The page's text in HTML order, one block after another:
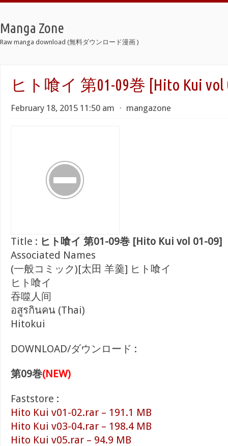
Manga Zone
Raw manga download (無料ダウンロード漫画 )
ヒト喰イ 第01-09巻 [Hito Kui vol
February 18, 2015 11:50 am ⋅ mangazone
Title : ヒト喰イ 第01-09巻 [Hito Kui vol 01-09]
Associated Names
(一般コミック)[太田 羊羹] ヒト喰イ
ヒト喰イ
吞噬人间
อสูรกินคน (Thai)
Hitokui
DOWNLOAD/ダウンロード :
第09巻(NEW)
Faststore :
Hito Kui v01-02.rar – 191.1 MB
Hito Kui v03-04.rar – 198.4 MB
Hito Kui v05.rar – 94.9 MB